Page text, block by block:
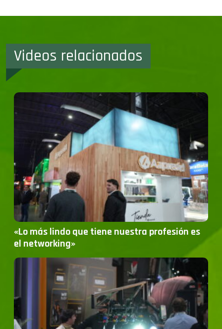
Videos relacionados
«Lo más lindo que tiene nuestra profesión es
el networking»